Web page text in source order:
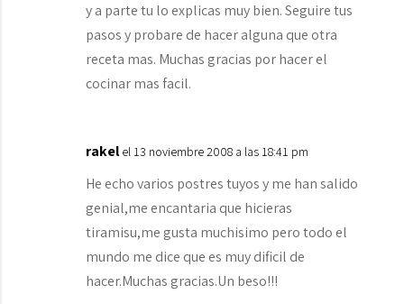
y a parte tu lo explicas muy bien. Seguire tus
pasos y probare de hacer alguna que otra
receta mas. Muchas gracias por hacer el
cocinar mas facil.
rakel el 13 noviembre 2008 a las 18:41 pm
He echo varios postres tuyos y me han salido
genial,me encantaria que hicieras
tiramisu,me gusta muchisimo pero todo el
mundo me dice que es muy dificil de
hacer.Muchas gracias.Un beso!!!